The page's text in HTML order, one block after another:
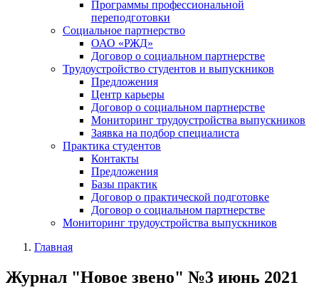
Программы профессиональной
переподготовки
Социальное партнерство
ОАО «РЖД»
Договор о социальном партнерстве
Трудоустройство студентов и выпускников
Предложения
Центр карьеры
Договор о социальном партнерстве
Мониторинг трудоустройства выпускников
Заявка на подбор специалиста
Практика студентов
Контакты
Предложения
Базы практик
Договор о практической подготовке
Договор о социальном партнерстве
Мониторинг трудоустройства выпускников
Главная
Журнал "Новое звено" №3 июнь 2021